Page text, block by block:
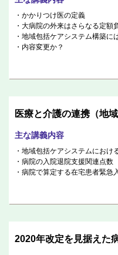
かかりつけ医の定義
大病院の外来はさらなる定額
地域包括ケアシステム構築に
内容変更か？
医療と介護の連携（地
主な講義内容
地域包括ケアシステムにおけ
病院の入院退院支援関連点数
病院で算定する在宅患者緊急
2020年改定を見据えた